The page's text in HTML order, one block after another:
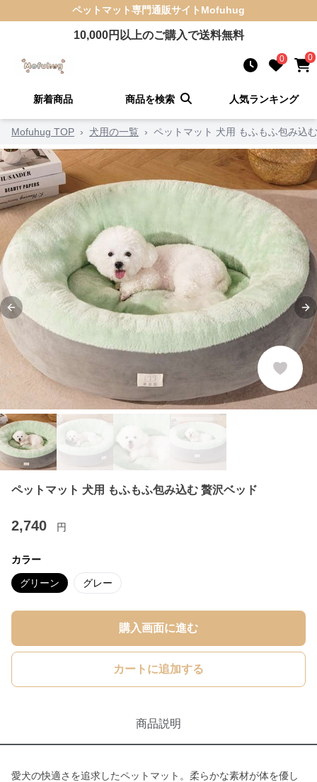
ペットマット専門通販サイト Mofuhug
10,000円以上のご購入で送料無料
0 0
新着商品 商品を検索 人気ランキング
Mofuhug TOP › 犬用の一覧 › ペットマット 犬用 もふもふ包み込
Previous slide
ペットマット 犬用 もふもふ包み込む 贅沢ベッド
2,740 円
カラー
グリーン グレー
購入画面に進む
カートに追加する
商品説明
愛犬の快適さを追求したペットマット。柔らかな素材が体を優し